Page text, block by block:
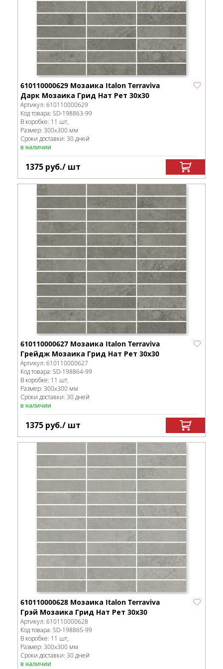
610110000629 Мозаика Italon Terraviva
Дарк Мозаика Грид Нат Рет 30x30
Артикул: 610110000629
Код товара: SD-198863-99
В коробке: 11 шт,
Размер: 300x300 мм
Сроки доставки: 30 дней
в наличии
1375 руб./ шт
610110000627 Мозаика Italon Terraviva
Грейдж Мозаика Грид Нат Рет 30x30
Артикул: 610110000627
Код товара: SD-198864-99
В коробке: 11 шт,
Размер: 300x300 мм
Сроки доставки: 30 дней
в наличии
1375 руб./ шт
610110000628 Мозаика Italon Terraviva
Грэй Мозаика Грид Нат Рет 30x30
Артикул: 610110000628
Код товара: SD-198865-99
В коробке: 11 шт,
Размер: 300x300 мм
Сроки доставки: 30 дней
в наличии